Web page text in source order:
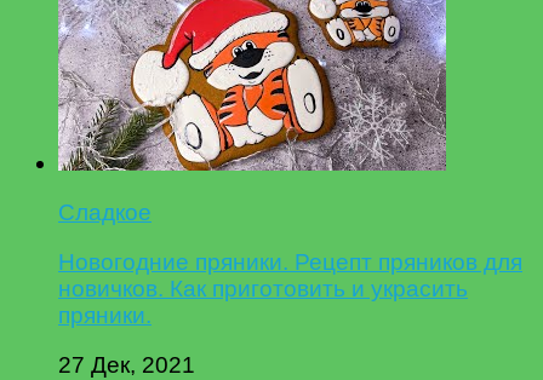
Сладкое
Новогодние пряники. Рецепт пряников для
новичков. Как приготовить и украсить
пряники.
27 Дек, 2021